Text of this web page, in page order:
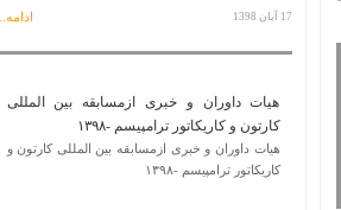
17 آبان 1398 ادامه...
هیات داوران و خبری ازمسابقه بین المللی
کارتون و کاریکاتور ترامپیسم -۱۳۹۸
هیات داوران و خبری ازمسابقه بین المللی کارتون و
کاریکاتور ترامپیسم -۱۳۹۸